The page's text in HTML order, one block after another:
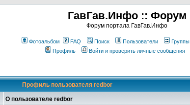
ГавГав.Инфо :: Форум
Форум портала ГавГав.Инфо
Фотоальбом FAQ Поиск Пользователи Группы
Профиль
Войти и проверить личные сообщения
Профиль пользователя redbor
О пользователе redbor